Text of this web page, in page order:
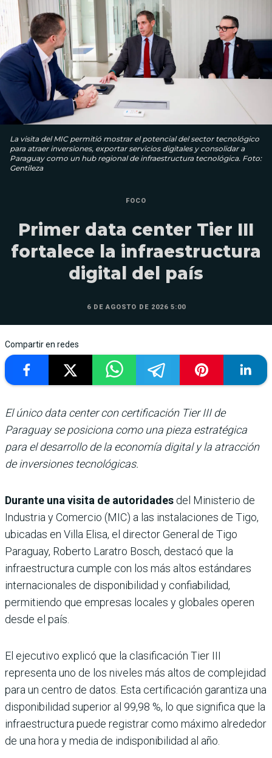
La visita del MIC permitió mostrar el potencial del sector tecnológico
para atraer inversiones, exportar servicios digitales y consolidar a
Paraguay como un hub regional de infraestructura tecnológica. Foto:
Gentileza
FOCO
Primer data center Tier III
fortalece la infraestructura
digital del país
6 DE AGOSTO DE 2026 5:00
Compartir en redes
El único data center con certificación Tier III de
Paraguay se posiciona como una pieza estratégica
para el desarrollo de la economía digital y la atracción
de inversiones tecnológicas.
Durante una visita de autoridades del Ministerio de
Industria y Comercio (MIC) a las instalaciones de Tigo,
ubicadas en Villa Elisa, el director General de Tigo
Paraguay, Roberto Laratro Bosch, destacó que la
infraestructura cumple con los más altos estándares
internacionales de disponibilidad y confiabilidad,
permitiendo que empresas locales y globales operen
desde el país.
El ejecutivo explicó que la clasificación Tier III
representa uno de los niveles más altos de complejidad
para un centro de datos. Esta certificación garantiza una
disponibilidad superior al 99,98 %, lo que significa que la
infraestructura puede registrar como máximo alrededor
de una hora y media de indisponibilidad al año.